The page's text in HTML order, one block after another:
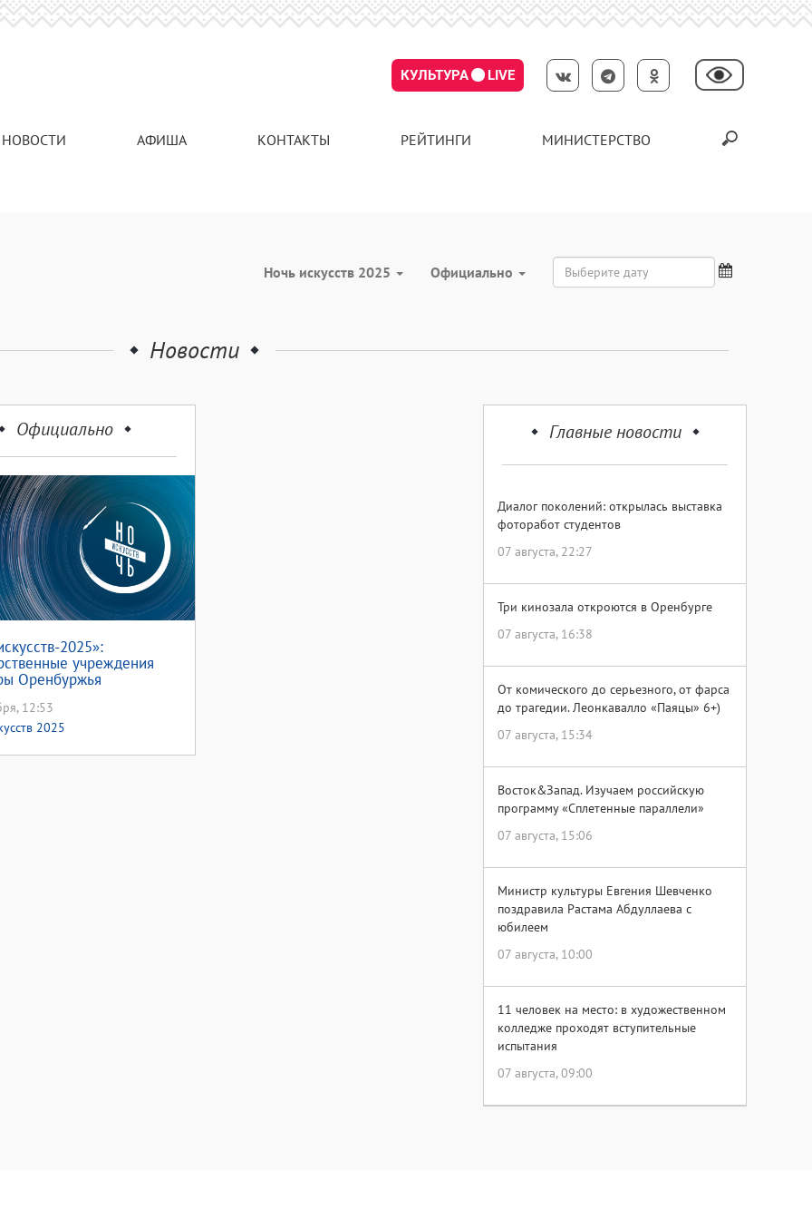
КУЛЬТУРА LIVE
НОВОСТИ АФИША КОНТАКТЫ РЕЙТИНГИ МИНИСТЕРСТВО
Ночь искусств 2025 Официально
Новости
Официально
2025»:
учреждения
Оренбуржья
мероприятий
12:53
2025
Главные новости
Диалог поколений: открылась выставка
фоторабот студентов
07 августа, 22:27
Три кинозала откроются в Оренбурге
07 августа, 16:38
От комического до серьезного, от фарса
до трагедии. Леонкавалло «Паяцы» 6+)
07 августа, 15:34
Восток&Запад. Изучаем российскую
программу «Сплетенные параллели»
07 августа, 15:06
Министр культуры Евгения Шевченко
поздравила Растама Абдуллаева с
юбилеем
07 августа, 10:00
11 человек на место: в художественном
колледже проходят вступительные
испытания
07 августа, 09:00